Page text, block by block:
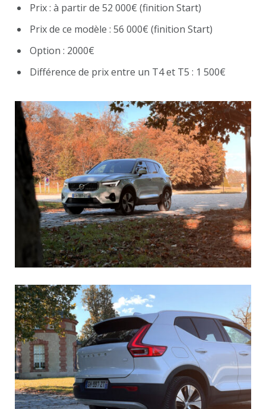
Prix : à partir de 52 000€ (finition Start)
Prix de ce modèle : 56 000€ (finition Start)
Option : 2000€
Différence de prix entre un T4 et T5 : 1 500€